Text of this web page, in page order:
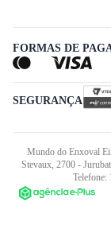
FORMAS DE
SEGURANÇA
Mundo do Enxoval
Stevaux, 2700 -
Telefone: